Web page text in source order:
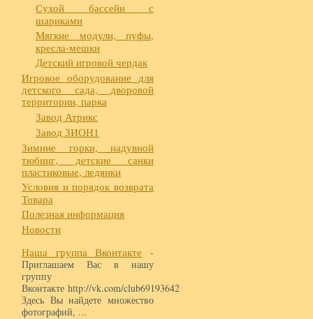
Сухой бассейн с
шариками
Мягкие модули, пуфы,
кресла-мешки
Детский игровой чердак
Игровое оборудование для
детского сада, дворовой
территории, парка
Завод Атрикс
Завод ЗИОН1
Зимние горки, надувной
тюбинг, детские санки
пластиковые, ледянки
Условия и порядок возврата
Товара
Полезная информация
Новости
Наша группа Вконтакте -
Приглашаем Вас в нашу
группу
Вконтакте http://vk.com/club69193642
Здесь Вы найдете множество
фотографий, ...